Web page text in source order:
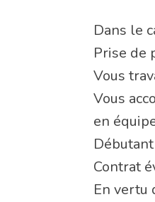
Dans le
Prise de
Vous
Vous
en
Contrat
En vertu